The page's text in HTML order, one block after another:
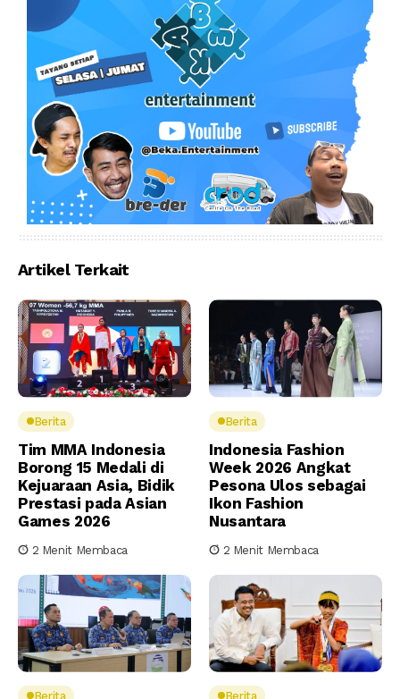
Artikel Terkait
Berita
Tim MMA Indonesia
Borong 15 Medali di
Kejuaraan Asia, Bidik
Prestasi pada Asian
Games 2026
2 Menit Membaca
Berita
Indonesia Fashion
Week 2026 Angkat
Pesona Ulos sebagai
Ikon Fashion
Nusantara
2 Menit Membaca
Berita Berita